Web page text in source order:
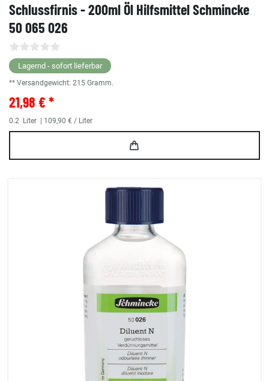
Schlussfirnis - 200ml Öl Hilfsmittel Schmincke
50 065 026
Lagernd - sofort lieferbar
** Versandgewicht: 215 Gramm.
21,98 € *
0.2 Liter | 109,90 € / Liter